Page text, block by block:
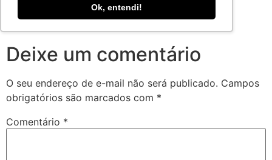
Ok, entendi!
Deixe um comentário
O seu endereço de e-mail não será publicado. Campos
obrigatórios são marcados com *
Comentário *